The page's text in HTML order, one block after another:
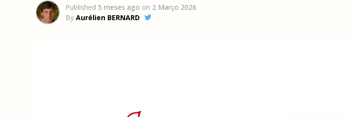
Published 5 meses ago on 2 Março 2026
By Aurélien BERNARD